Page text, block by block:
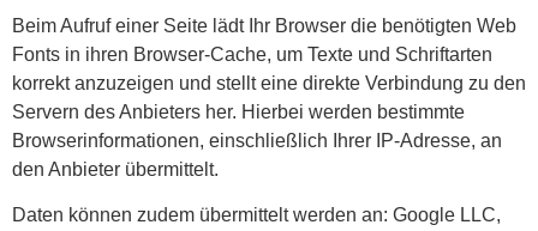
Beim Aufruf einer Seite lädt Ihr Browser die benötigten Web
Fonts in ihren Browser-Cache, um Texte und Schriftarten
korrekt anzuzeigen und stellt eine direkte Verbindung zu den
Servern des Anbieters her. Hierbei werden bestimmte
Browserinformationen, einschließlich Ihrer IP-Adresse, an
den Anbieter übermittelt.
Daten können zudem übermittelt werden an: Google LLC,